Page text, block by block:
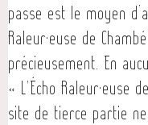
passe est le moyen
Raleur·euse de
précieusement. En
« L'Écho Raleur·euse
site de tierce partie